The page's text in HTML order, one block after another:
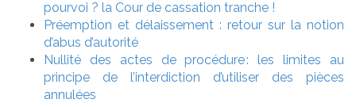
pourvoi ? la Cour de cassation tranche !
Préemption et délaissement : retour sur la notion
d’abus d’autorité
Nullité des actes de procédure : les limites au
principe de l’interdiction d’utiliser des pièces
annulées